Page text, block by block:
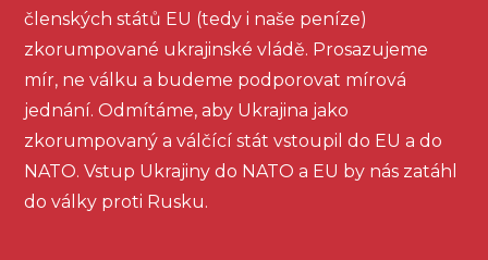
členských států EU (tedy i naše peníze)
zkorumpované ukrajinské vládě. Prosazujeme
mír, ne válku a budeme podporovat mírová
jednání. Odmítáme, aby Ukrajina jako
zkorumpovaný a válčící stát vstoupil do EU a do
NATO. Vstup Ukrajiny do NATO a EU by nás zatáhl
do války proti Rusku.